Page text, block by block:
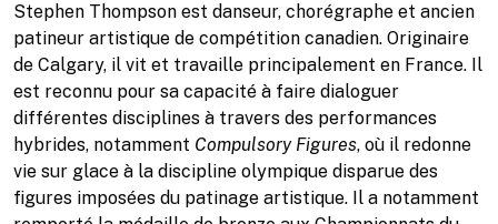
Stephen Thompson est danseur, chorégraphe et ancien
patineur artistique de compétition canadien. Originaire
de Calgary, il vit et travaille principalement en France. Il
est reconnu pour sa capacité à faire dialoguer
différentes disciplines à travers des performances
hybrides, notamment Compulsory Figures, où il redonne
vie sur glace à la discipline olympique disparue des
figures imposées du patinage artistique. Il a notamment